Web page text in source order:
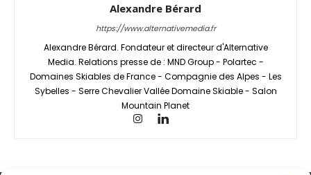
Alexandre Bérard
https://www.alternativemedia.fr
Alexandre Bérard. Fondateur et directeur d'Alternative
Media. Relations presse de : MND Group - Polartec -
Domaines Skiables de France - Compagnie des Alpes - Les
Sybelles - Serre Chevalier Vallée Domaine Skiable - Salon
Mountain Planet